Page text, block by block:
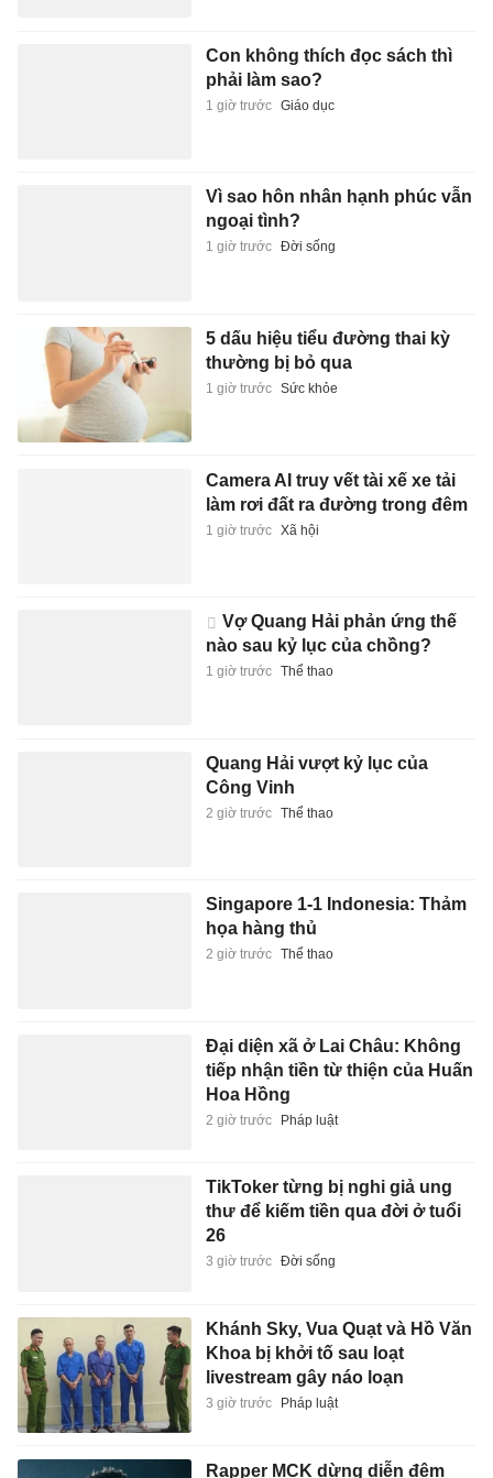
Con không thích đọc sách thì
phải làm sao?
1 giờ trước Giáo dục
Vì sao hôn nhân hạnh phúc vẫn
ngoại tình?
1 giờ trước Đời sống
5 dấu hiệu tiểu đường thai kỳ
thường bị bỏ qua
1 giờ trước Sức khỏe
Camera AI truy vết tài xế xe tải
làm rơi đất ra đường trong đêm
1 giờ trước Xã hội
Vợ Quang Hải phản ứng thế
nào sau kỷ lục của chồng?
1 giờ trước Thể thao
Quang Hải vượt kỷ lục của
Công Vinh
2 giờ trước Thể thao
Singapore 1-1 Indonesia: Thảm
họa hàng thủ
2 giờ trước Thể thao
Đại diện xã ở Lai Châu: Không
tiếp nhận tiền từ thiện của Huấn
Hoa Hồng
2 giờ trước Pháp luật
TikToker từng bị nghi giả ung
thư để kiếm tiền qua đời ở tuổi
26
3 giờ trước Đời sống
Khánh Sky, Vua Quạt và Hồ Văn
Khoa bị khởi tố sau loạt
livestream gây náo loạn
3 giờ trước Pháp luật
Rapper MCK dừng diễn đêm